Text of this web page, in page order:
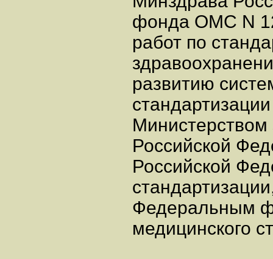
фонда ОМС N
работ по
развитию
Министерством
Российской
Российской
Федеральным
медицинского